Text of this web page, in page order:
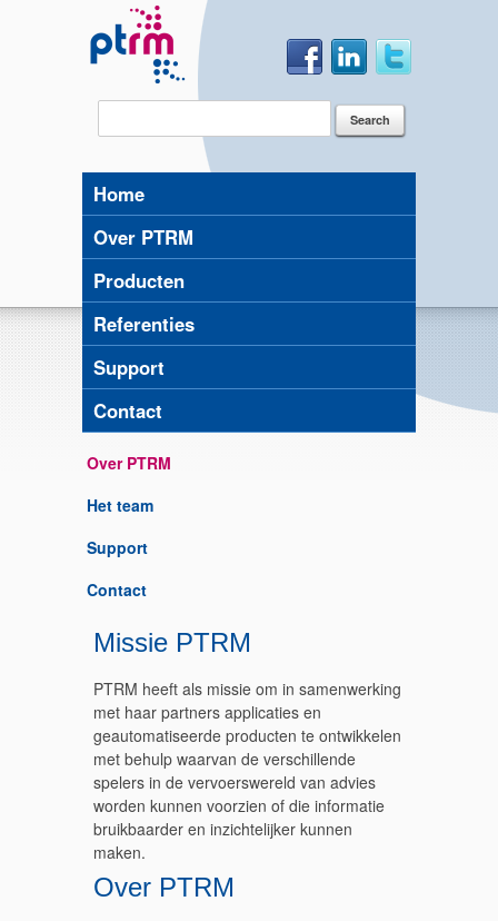
Home
Over PTRM
Producten
Referenties
Support
Contact
Over PTRM
Het team
Support
Contact
Missie PTRM
PTRM heeft als missie om in samenwerking
met haar partners applicaties en
geautomatiseerde producten te ontwikkelen
met behulp waarvan de verschillende
spelers in de vervoerswereld van advies
worden kunnen voorzien of die informatie
bruikbaarder en inzichtelijker kunnen
maken.
Over PTRM